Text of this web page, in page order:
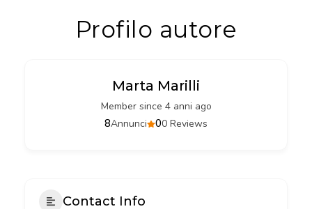
Profilo autore
Marta Marilli
Member since 4 anni ago
00 Reviews
8Annunci
Contact Info